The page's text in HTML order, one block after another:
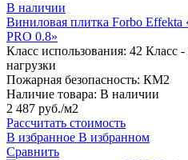
В наличии
Виниловая плитка Forbo Effekta
PRO 0.8»
Класс использования: 42 Класс
нагрузки
Пожарная безопасность: КМ2
Наличие товара: В наличии
2 487 руб./м2
Рассчитать стоимость
В избранное В избранном
Сравнить